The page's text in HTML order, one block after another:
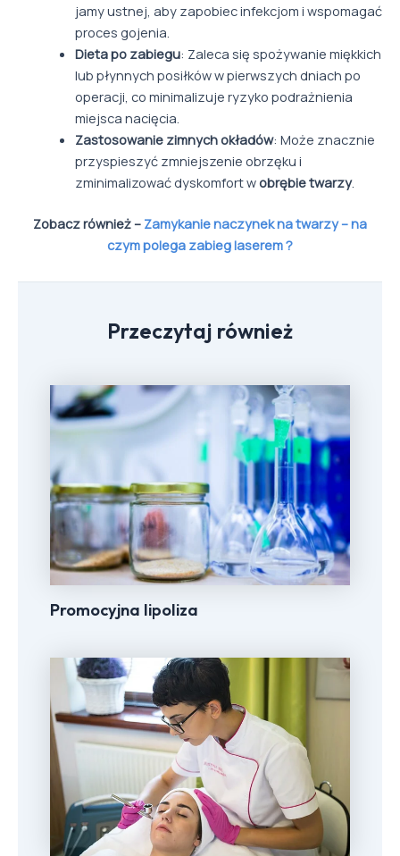
jamy ustnej, aby zapobiec infekcjom i wspomagać
proces gojenia.
Dieta po zabiegu: Zaleca się spożywanie miękkich
lub płynnych posiłków w pierwszych dniach po
operacji, co minimalizuje ryzyko podrażnienia
miejsca nacięcia.
Zastosowanie zimnych okładów: Może znacznie
przyspieszyć zmniejszenie obrzęku i
zminimalizować dyskomfort wobrębie twarzy.
Zobacz również – Zamykanie naczynek na twarzy – na
czym polega zabieg laserem ?
Przeczytaj również
Promocyjna lipoliza